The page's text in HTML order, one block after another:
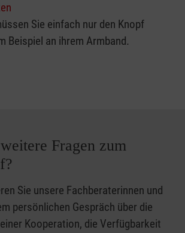
Sie einfach nur den Knopf
Beispiel an ihrem Armband.
Fragen zum
Sie unsere Fachberaterinnen und
persönlichen Gespräch über die
Kooperation, die Verfügbarkeit